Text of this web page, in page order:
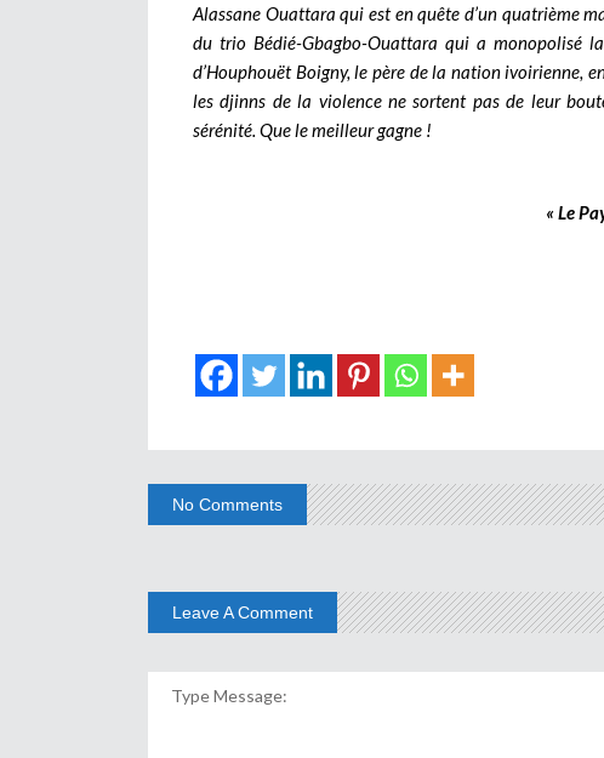
Alassane Ouattara qui est en quête d’un quatrième
du trio Bédié-Gbagbo-Ouattara qui a monopolisé
d’Houphouët Boigny, le père de la nation ivoirienne,
les djinns de la violence ne sortent pas de leur
sérénité. Que le meilleur gagne !
« Le
No Comments
Leave A Comment